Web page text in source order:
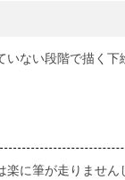
ない段階で描く
に筆が走りませ